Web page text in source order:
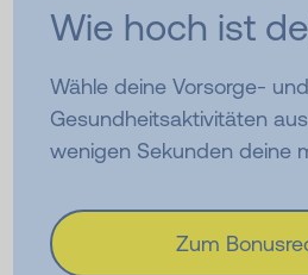
Wie hoch ist
Wähle deine Vorsorge- und
Gesundheitsaktivitäten
wenigen Sekunden deine
Zum